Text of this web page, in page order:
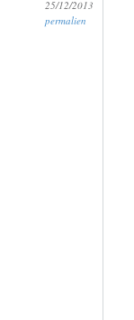
25/12/2013
permalien